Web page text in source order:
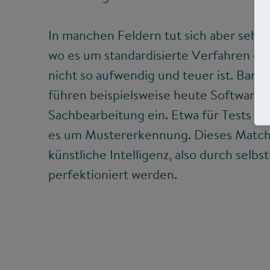
In manchen Feldern tut sich aber
wo es um standardisierte Verfahren
nicht so aufwendig und teuer ist.
führen beispielsweise heute Software
Sachbearbeitung ein. Etwa für Tests
es um Mustererkennung. Dieses
künstliche Intelligenz, also durch
perfektioniert werden.